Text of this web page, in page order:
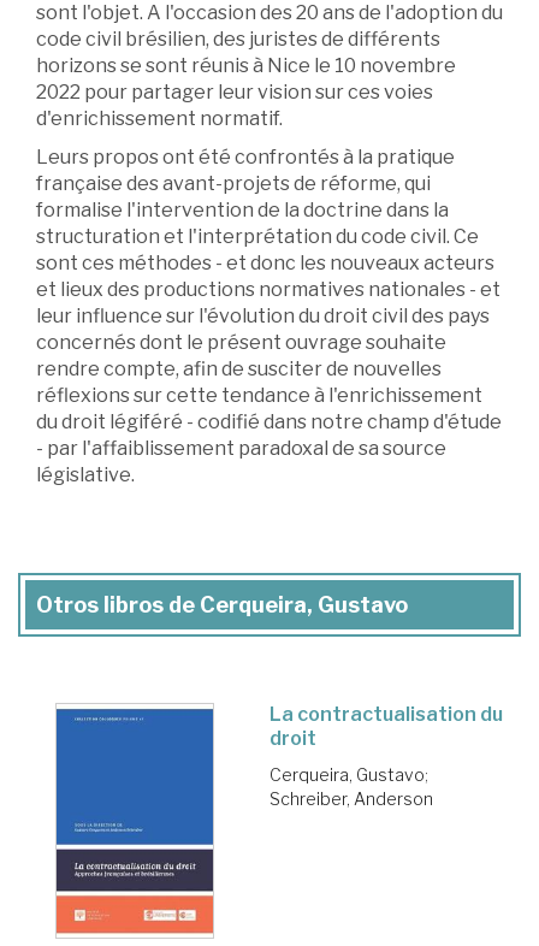
sont l'objet. A l'occasion des 20 ans de l'adoption du
code civil brésilien, des juristes de différents
horizons se sont réunis à Nice le 10 novembre
2022 pour partager leur vision sur ces voies
d'enrichissement normatif.
Leurs propos ont été confrontés à la pratique
française des avant-projets de réforme, qui
formalise l'intervention de la doctrine dans la
structuration et l'interprétation du code civil. Ce
sont ces méthodes - et donc les nouveaux acteurs
et lieux des productions normatives nationales - et
leur influence sur l'évolution du droit civil des pays
concernés dont le présent ouvrage souhaite
rendre compte, afin de susciter de nouvelles
réflexions sur cette tendance à l'enrichissement
du droit légiféré - codifié dans notre champ d'étude
- par l'affaiblissement paradoxal de sa source
législative.
Otros libros de Cerqueira, Gustavo
La contractualisation du
droit
Cerqueira, Gustavo;
Schreiber, Anderson